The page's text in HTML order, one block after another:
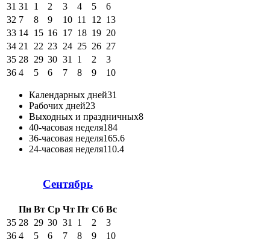
31 31 1 2 3 4 5
6
32 7 8 9 10 11 12 13
33 14 15 16 17 18 19 20
34 21 22 23 24 25 26 27
35 28 29 30 31 1 2
3
36 4 5 6 7 8 9 10
Календарных дней31
Рабочих дней23
Выходных и праздничных8
40-часовая неделя184
36-часовая неделя165.6
24-часовая неделя110.4
Сентябрь
Пн Вт Ср Чт Пт Сб Вс
35 28 29 30 31 1 2
3
36 4 5 6 7 8 9
10